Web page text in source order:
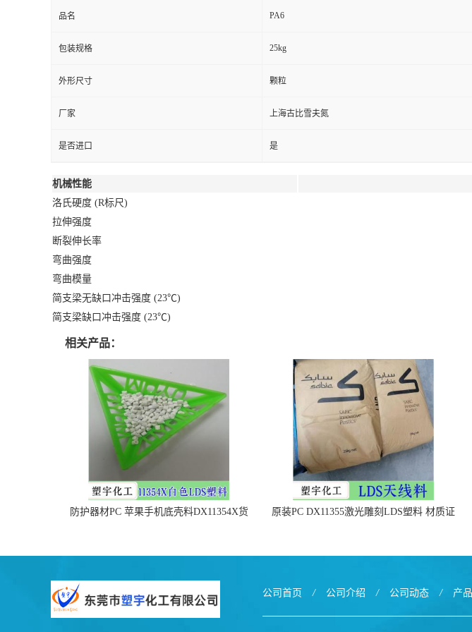
品名 PA6
包装规格 25kg
外形尺寸 颗粒
厂家 上海古比雪夫氮
是否进口 是
机械性能
洛氏硬度 (R标尺)
拉伸强度
断裂伸长率
弯曲强度
弯曲模量
简支梁无缺口冲击强度 (23℃)
简支梁缺口冲击强度 (23℃)
相关产品：
防护器材PC 苹果手机底壳料DX11354X货
原装PC DX11355激光雕刻LDS塑料 材质证
公司首页 / 公司介绍 / 公司动态 / 产